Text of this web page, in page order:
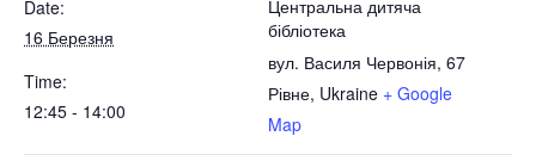
Date:
16 Березня
Time:
12:45 - 14:00
Центральна дитяча
бібліотека
вул. Василя Червонія, 67
Рівне, Ukraine + Google
Map